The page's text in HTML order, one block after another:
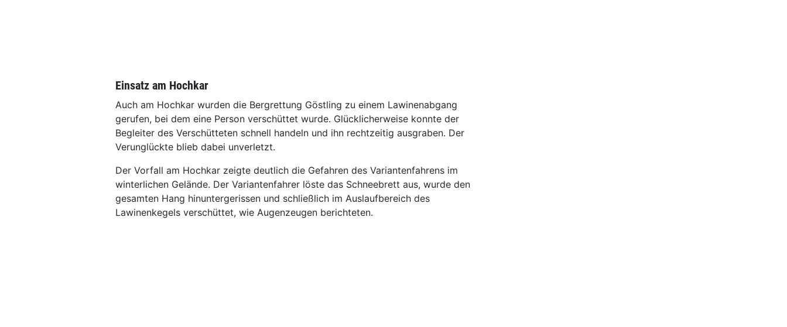
Einsatz am Hochkar
Auch am Hochkar wurden die Bergrettung Göstling zu einem Lawinenabgang
gerufen, bei dem eine Person verschüttet wurde. Glücklicherweise konnte der
Begleiter des Verschütteten schnell handeln und ihn rechtzeitig ausgraben. Der
Verunglückte blieb dabei unverletzt.
Der Vorfall am Hochkar zeigte deutlich die Gefahren des Variantenfahrens im
winterlichen Gelände. Der Variantenfahrer löste das Schneebrett aus, wurde den
gesamten Hang hinuntergerissen und schließlich im Auslaufbereich des
Lawinenkegels verschüttet, wie Augenzeugen berichteten.